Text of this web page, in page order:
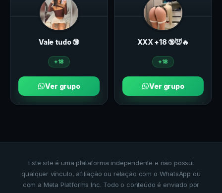
Vale tudo 🔞
+18
Ver grupo
ХXХ +18 🔞😈🔥
+18
Ver grupo
Este site é uma plataforma independente e não possui
qualquer vínculo, afiliação ou relação com o WhatsApp ou
com a Meta Platforms Inc. Todo o conteúdo é enviado por